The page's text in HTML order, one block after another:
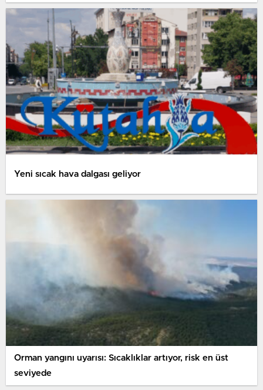
Yeni sıcak hava dalgası geliyor
Orman yangını uyarısı: Sıcaklıklar artıyor, risk en üst
seviyede